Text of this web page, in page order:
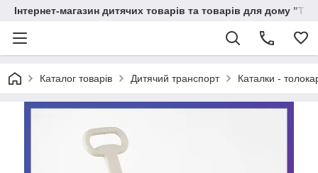
Інтернет-магазин дитячих товарів та товарів для дому
Каталог товарів Дитячий транспорт Каталки -